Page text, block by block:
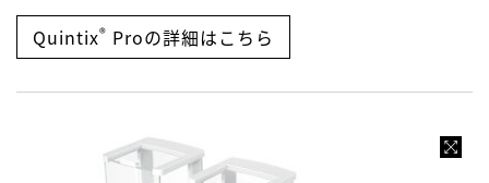
Quintix® Proの詳細はこちら